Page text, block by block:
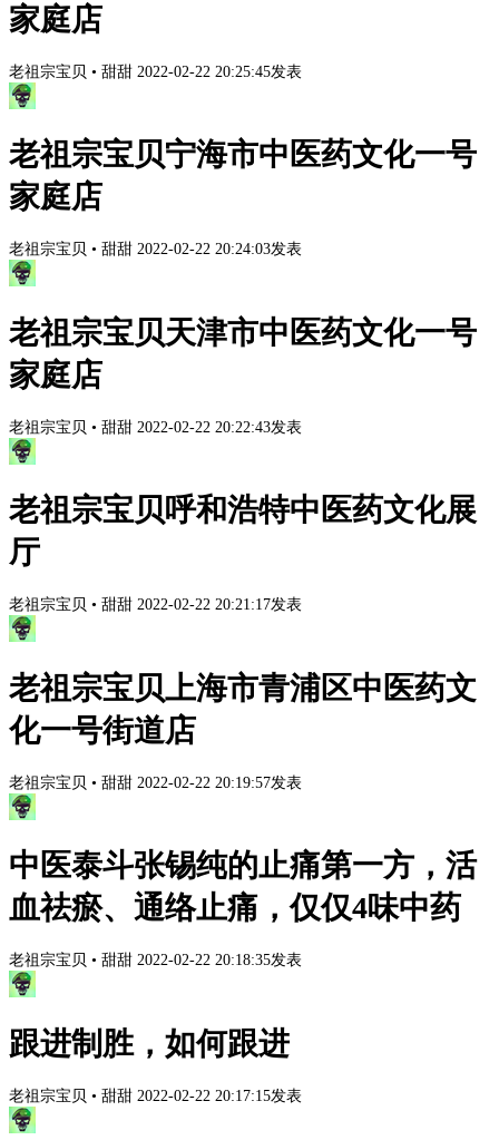
家庭店
老祖宗宝贝 • 甜甜 2022-02-22 20:25:45发表
老祖宗宝贝宁海市中医药文化一号
家庭店
老祖宗宝贝 • 甜甜 2022-02-22 20:24:03发表
老祖宗宝贝天津市中医药文化一号
家庭店
老祖宗宝贝 • 甜甜 2022-02-22 20:22:43发表
老祖宗宝贝呼和浩特中医药文化展
厅
老祖宗宝贝 • 甜甜 2022-02-22 20:21:17发表
老祖宗宝贝上海市青浦区中医药文
化一号街道店
老祖宗宝贝 • 甜甜 2022-02-22 20:19:57发表
中医泰斗张锡纯的止痛第一方，活
血祛瘀、通络止痛，仅仅4味中药
老祖宗宝贝 • 甜甜 2022-02-22 20:18:35发表
跟进制胜，如何跟进
老祖宗宝贝 • 甜甜 2022-02-22 20:17:15发表